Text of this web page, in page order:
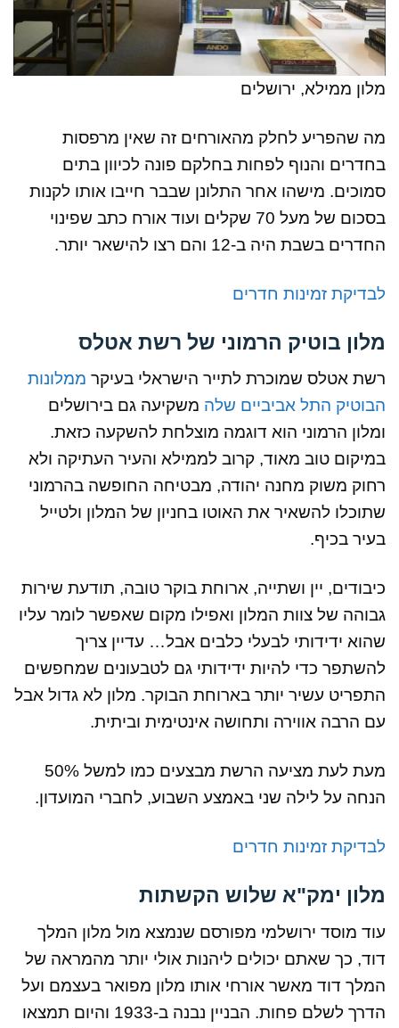
מלון ממילא, ירושלים
מה שהפריע לחלק מהאורחים זה שאין מרפסות
בחדרים והנוף לפחות בחלקם פונה לכיוון בתים
סמוכים. מישהו אחר התלונן שבבר חייבו אותו לקנות
בסכום של מעל 70 שקלים ועוד אורח כתב שפינוי
החדרים בשבת היה ב-12 והם רצו להישאר יותר.
לבדיקת זמינות חדרים
מלון בוטיק הרמוני של רשת אטלס
רשת אטלס שמוכרת לתייר הישראלי בעיקר ממלונות
הבוטיק התל אביביים שלה משקיעה גם בירושלים
ומלון הרמוני הוא דוגמה מוצלחת להשקעה כזאת.
במיקום טוב מאוד, קרוב לממילא והעיר העתיקה ולא
רחוק משוק מחנה יהודה, מבטיחה החופשה בהרמוני
שתוכלו להשאיר את האוטו בחניון של המלון ולטייל
בעיר בכיף.
כיבודים, יין ושתייה, ארוחת בוקר טובה, תודעת שירות
גבוהה של צוות המלון ואפילו מקום שאפשר לומר עליו
שהוא ידידותי לבעלי כלבים אבל… עדיין צריך
להשתפר כדי להיות ידידותי גם לטבעונים שמחפשים
התפריט עשיר יותר בארוחת הבוקר. מלון לא גדול אבל
עם הרבה אווירה ותחושה אינטימית וביתית.
מעת לעת מציעה הרשת מבצעים כמו למשל 50%
הנחה על לילה שני באמצע השבוע, לחברי המועדון.
לבדיקת זמינות חדרים
מלון ימק"א שלוש הקשתות
עוד מוסד ירושלמי מפורסם שנמצא מול מלון המלך
דוד, כך שאתם יכולים ליהנות אולי יותר מהמראה של
המלך דוד מאשר אורחי אותו מלון מפואר בעצמם ועל
הדרך לשלם פחות. הבניין נבנה ב-1933 והיום תמצאו